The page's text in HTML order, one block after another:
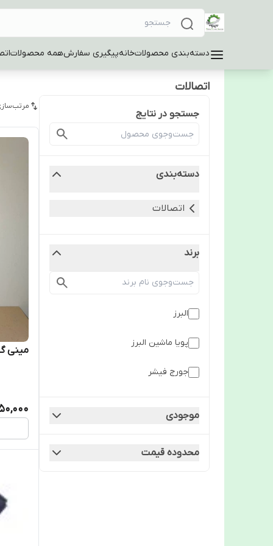
دسته‌بندی محصولاتخانهپیگیری سفارشهمه محصولات
اتصالات
جستجو در نتایج
دسته‌بندی
اتصالات
برند
البرز
پویا ماشین البرز
جورج فیشر
موجودی
محدوده قیمت
مینی